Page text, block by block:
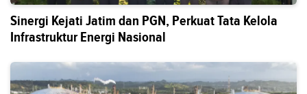
Sinergi Kejati Jatim dan PGN, Perkuat Tata Kelola
Infrastruktur Energi Nasional